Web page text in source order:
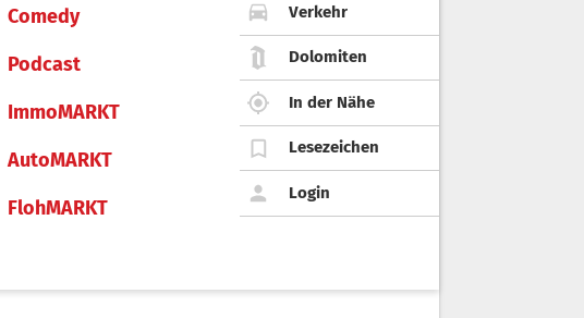
Comedy
Podcast
ImmoMARKT
AutoMARKT
FlohMARKT
Verkehr
Dolomiten
In der Nähe
Lesezeichen
Login